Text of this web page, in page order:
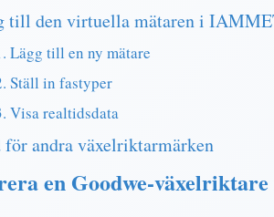
till den virtuella mätaren i
Lägg till en ny mätare
Ställ in fastyper
Visa realtidsdata
för andra växelriktarmärken
en Goodwe-